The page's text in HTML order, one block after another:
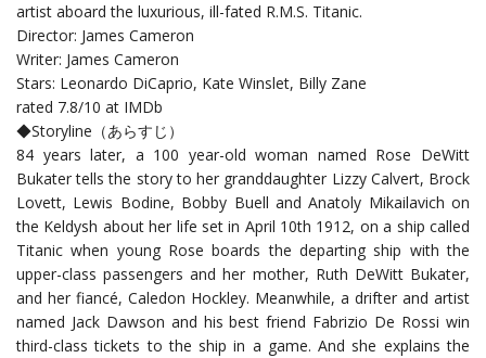
artist aboard the luxurious, ill-fated R.M.S. Titanic.
Director: James Cameron
Writer: James Cameron
Stars: Leonardo DiCaprio, Kate Winslet, Billy Zane
rated 7.8/10 at IMDb
◆Storyline（あらすじ）
84 years later, a 100 year-old woman named Rose DeWitt
Bukater tells the story to her granddaughter Lizzy Calvert, Brock
Lovett, Lewis Bodine, Bobby Buell and Anatoly Mikailavich on
the Keldysh about her life set in April 10th 1912, on a ship called
Titanic when young Rose boards the departing ship with the
upper-class passengers and her mother, Ruth DeWitt Bukater,
and her fiancé, Caledon Hockley. Meanwhile, a drifter and artist
named Jack Dawson and his best friend Fabrizio De Rossi win
third-class tickets to the ship in a game. And she explains the